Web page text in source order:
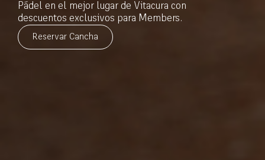
Pádel en el mejor lugar de Vitacura con
descuentos exclusivos para Members.
Reservar Cancha